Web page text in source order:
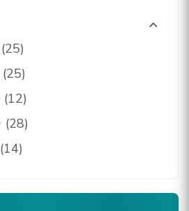
(25)
(25)
(12)
(28)
(14)